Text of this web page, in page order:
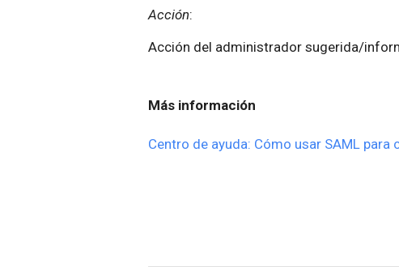
Acción:
Acción del administrador sugerida/
Más información
Centro de ayuda: Cómo usar SAML para